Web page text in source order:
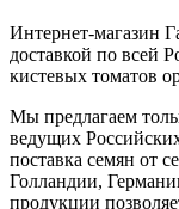
Интернет-магазин
доставкой по всей
кистевых томатов
Мы предлагаем
ведущих
поставка семян от
Голландии,
продукции